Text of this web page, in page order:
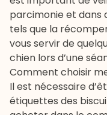
parcimonie et dans
tels que la
vous servir de
chien lors d’une
Comment choisir
Il est nécessaire
étiquettes des